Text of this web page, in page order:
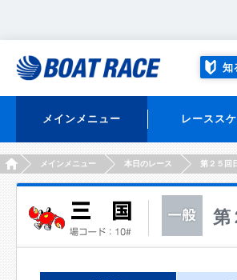
知
メインメニュー レースス
HOMEメインメニュー 本日のレース 第２５回
第